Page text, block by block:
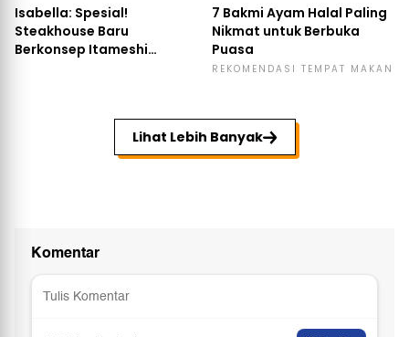
Isabella: Spesial!
Steakhouse Baru
Berkonsep Itameshi
7 Bakmi Ayam Halal Paling
Nikmat untuk Berbuka
Puasa
REKOMENDASI TEMPAT MAKAN
Lihat Lebih Banyak